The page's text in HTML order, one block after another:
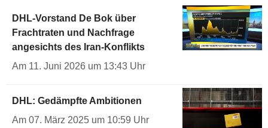
DHL-Vorstand De Bok über
Frachtraten und Nachfrage
angesichts des Iran-Konflikts
Am 11. Juni 2026 um 13:43 Uhr
DHL: Gedämpfte Ambitionen
Am 07. März 2025 um 10:59 Uhr